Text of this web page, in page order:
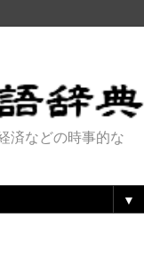
済などの時事的な
▼